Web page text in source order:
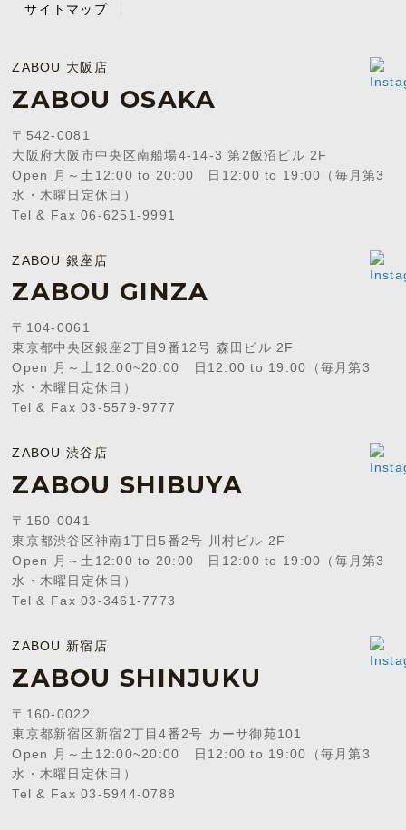
サイトマップ
ZABOU 大阪店
ZABOU OSAKA
〒542-0081
大阪府大阪市中央区南船場4-14-3 第2飯沼ビル 2F
Open 月～土12:00 to 20:00 日12:00 to 19:00（毎月第3
水・木曜日定休日）
Tel & Fax 06-6251-9991
ZABOU 銀座店
ZABOU GINZA
〒104-0061
東京都中央区銀座2丁目9番12号 森田ビル 2F
Open 月～土12:00~20:00 日12:00 to 19:00（毎月第3
水・木曜日定休日）
Tel & Fax 03-5579-9777
ZABOU 渋谷店
ZABOU SHIBUYA
〒150-0041
東京都渋谷区神南1丁目5番2号 川村ビル 2F
Open 月～土12:00 to 20:00 日12:00 to 19:00（毎月第3
水・木曜日定休日）
Tel & Fax 03-3461-7773
ZABOU 新宿店
ZABOU SHINJUKU
〒160-0022
東京都新宿区新宿2丁目4番2号 カーサ御苑101
Open 月～土12:00~20:00 日12:00 to 19:00（毎月第3
水・木曜日定休日）
Tel & Fax 03-5944-0788